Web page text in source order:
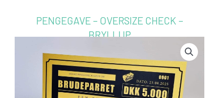
PENGEGAVE – OVERSIZE CHECK –
BRYLLUP